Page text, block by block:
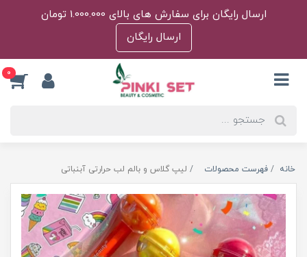
ارسال رایگان برای سفارش های بالای 1.000.000 تومان
ارسال رایگان
0
خانه فهرست محصولات لیپ گلاس و بالم لب حرارتی آبنباتی